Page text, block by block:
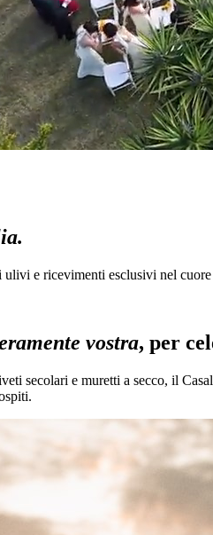
e ricevimenti esclusivi nel
vostra, per
secolari e muretti a secco, il